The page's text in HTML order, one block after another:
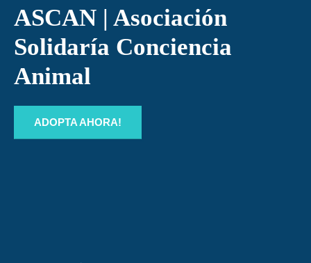
ASCAN | Asociación
Solidaría Conciencia
Animal
ADOPTA AHORA!